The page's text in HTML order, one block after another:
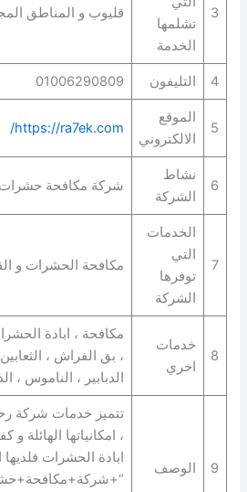
3
تشلمها
الخدمة
قليوب و المناطق
4 التليفون 01006290809
5
الموقع
الالكتروني
https://ra7ek.com/
6
نشاط
الشركة
شركة مكافحة
7
الخدمات
التي
توفرها
الشركة
مكافحة الحشرات و
8
خدمات
اخري
مكافحة ، ابادة
، بق الفراش ،
الدبابير ، الناموس ،
9 الوصف
تتميز خدمات شركة
، امكانياتها الهائلة
ابادة الحشرات